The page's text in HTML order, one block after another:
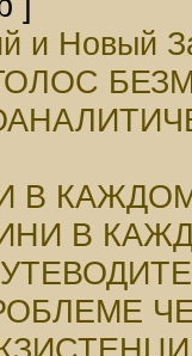
и Новый
ГОЛОС
В
В